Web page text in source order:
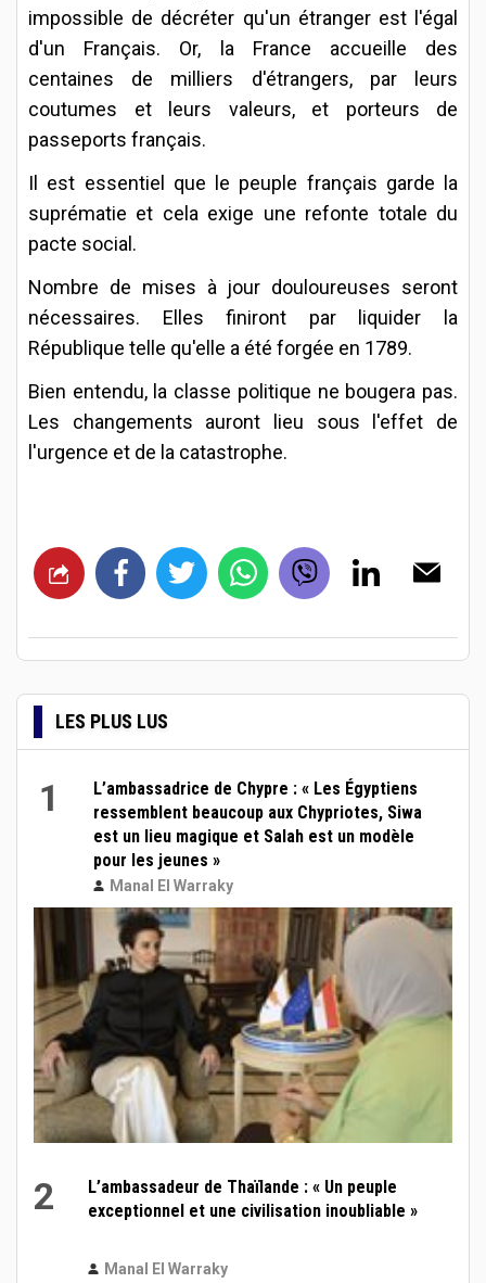
impossible de décréter qu'un étranger est l'égal
d'un Français. Or, la France accueille des
centaines de milliers d'étrangers, par leurs
coutumes et leurs valeurs, et porteurs de
passeports français.
Il est essentiel que le peuple français garde la
suprématie et cela exige une refonte totale du
pacte social.
Nombre de mises à jour douloureuses seront
nécessaires. Elles finiront par liquider la
République telle qu'elle a été forgée en 1789.
Bien entendu, la classe politique ne bougera pas.
Les changements auront lieu sous l'effet de
l'urgence et de la catastrophe.
LES PLUS LUS
1
L’ambassadrice de Chypre : « Les Égyptiens
ressemblent beaucoup aux Chypriotes, Siwa
est un lieu magique et Salah est un modèle
pour les jeunes »
Manal El Warraky
2
L’ambassadeur de Thaïlande : « Un peuple
exceptionnel et une civilisation inoubliable »
Manal El Warraky